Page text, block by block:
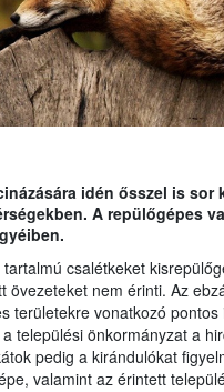
idén ősszel is sor
A repülőgépes
csalétkeket
nem érinti. Az
területekre vonatkozó
települési önkormányzat a
pedig a kirándulókat
valamint az érintett